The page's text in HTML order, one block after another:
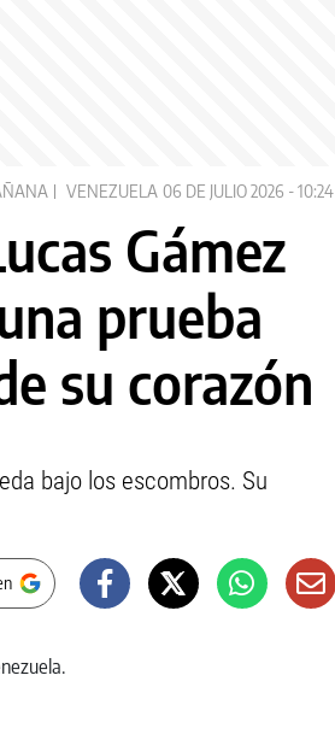
VENEZUELA 06 DE JULIO 2026 - 10:24
Gámez
prueba
su corazón
bajo los escombros. Su